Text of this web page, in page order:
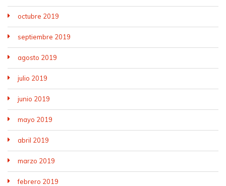
octubre 2019
septiembre 2019
agosto 2019
julio 2019
junio 2019
mayo 2019
abril 2019
marzo 2019
febrero 2019